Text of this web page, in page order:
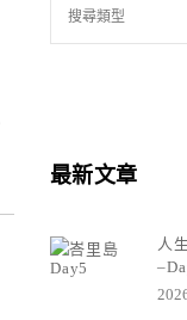
最新文章
人